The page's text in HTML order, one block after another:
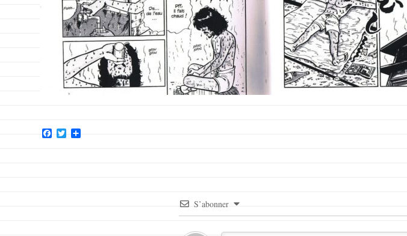
Facebook
Twitter
S’abonner